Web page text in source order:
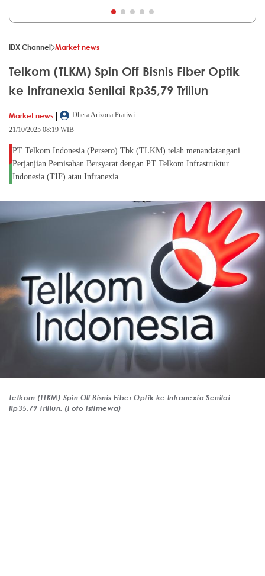
IDX Channel Market news
Telkom (TLKM) Spin Off Bisnis Fiber Optik
ke Infranexia Senilai Rp35,79 Triliun
Market news |
Dhera Arizona Pratiwi
21/10/2025 08:19 WIB
PT Telkom Indonesia (Persero) Tbk (TLKM) telah menandatangani
Perjanjian Pemisahan Bersyarat dengan PT Telkom Infrastruktur
Indonesia (TIF) atau Infranexia.
Telkom (TLKM) Spin Off Bisnis Fiber Optik ke Infranexia Senilai
Rp35,79 Triliun. (Foto Istimewa)